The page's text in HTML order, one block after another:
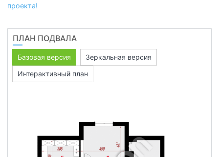
проекта!
ПЛАН ПОДВАЛА
Базовая версия
Зеркальная версия
Интерактивный план